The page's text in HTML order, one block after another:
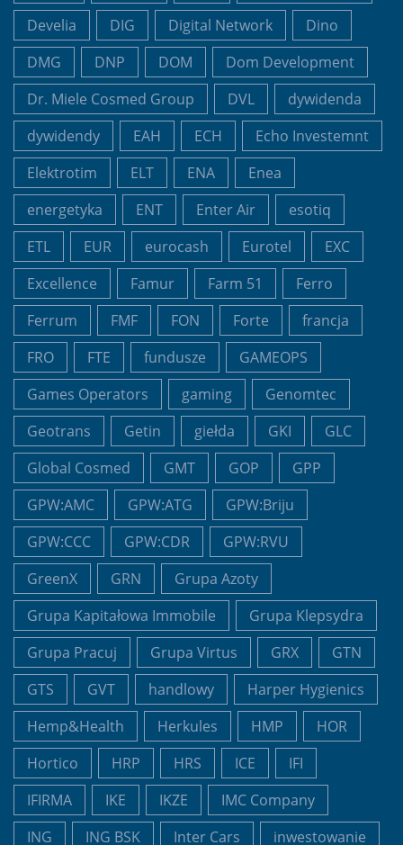
Develia
DIG Digital Network
Dino
DMG
DNP DOM
Dom Development
Dr. Miele Cosmed Group
DVL
dywidenda
dywidendy
EAH ECH
Echo Investemnt
Elektrotim
ELT ENA
Enea
energetyka
ENT Enter Air
esotiq
ETL
EUR eurocash Eurotel
EXC
Excellence
Famur Farm 51
Ferro
Ferrum
FMF FON Forte
francja
FRO
FTE fundusze
GAMEOPS
Games Operators
gaming
Genomtec
Geotrans
Getin giełda GKI
GLC
Global Cosmed
GMT GOP
GPP
GPW:AMC
GPW:ATG
GPW:Briju
GPW:CCC
GPW:CDR
GPW:RVU
GreenX
GRN
Grupa Azoty
Grupa Kapitałowa Immobile
Grupa Klepsydra
Grupa Pracuj
Grupa Virtus GRX
GTN
GTS
GVT handlowy
Harper Hygienics
Hemp&Health
Herkules HMP
HOR
Hortico
HRP HRS ICE
IFI
IFIRMA
IKE IKZE
IMC Company
ING
ING BSK Inter Cars inwestowanie